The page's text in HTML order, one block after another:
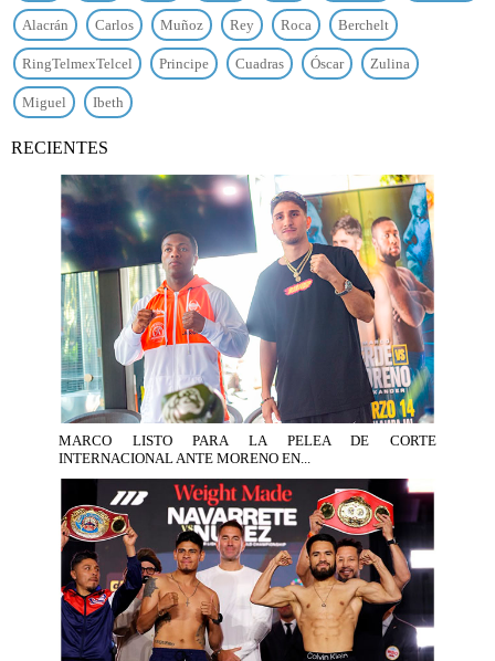
Alacrán Carlos Muñoz Rey Roca Berchelt
RingTelmexTelcel Principe Cuadras Óscar Zulina
Miguel Ibeth
RECIENTES
MARCO LISTO PARA LA PELEA DE CORTE
INTERNACIONAL ANTE MORENO EN...